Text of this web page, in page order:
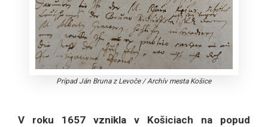
Prípad Ján Bruna z Levoče/Archív mesta Košice
V roku 1657 vznikla v Košiciach na popud